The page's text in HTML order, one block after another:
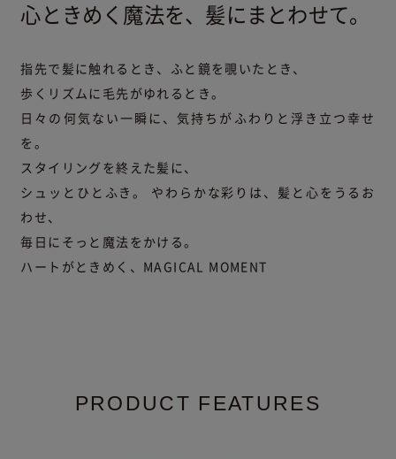
心ときめく魔法を、髪にまとわせて。
指先で髪に触れるとき、ふと鏡を覗いたとき、
歩くリズムに毛先がゆれるとき。
日々の何気ない一瞬に、気持ちがふわりと浮き立つ幸せ
を。
スタイリングを終えた髪に、
シュッとひとふき。
やわらかな彩りは、髪と心をうるお
わせ、
毎日にそっと魔法をかける。
ハートがときめく、MAGICAL MOMENT
PRODUCT FEATURES